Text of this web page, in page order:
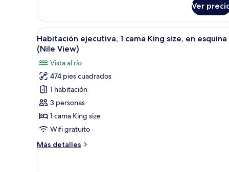
ciudad,
en
esquina
cama
King
size,
vista
a
la
ciudad,
en
esquina
Ver
Abrir
todas
las
fotos
de
Habitación
ejecutiva,
1
cama
size,
Un paisaje urbano con un río,
9
Habitación ejecutiva, 1 cama King size, en esquina
(Nile View)
Vista al río
474 pies cuadrados
1 habitación
3 personas
1 cama King size
Wifi gratuito
Más detalles
Más